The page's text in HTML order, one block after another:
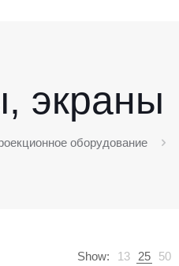
экраны
оборудование
Show: 13 25 50